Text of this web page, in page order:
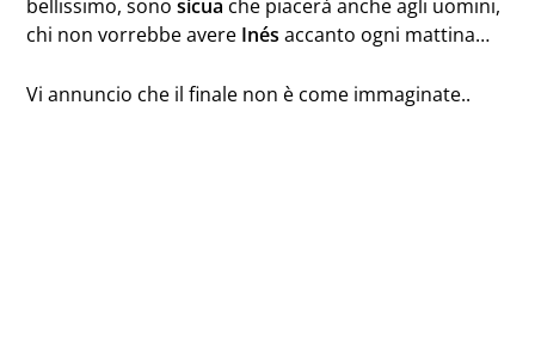
bellissimo, sono sicua che piacerà anche agli uomini,
chi non vorrebbe avere Inés accanto ogni mattina…
Vi annuncio che il finale non è come immaginate..